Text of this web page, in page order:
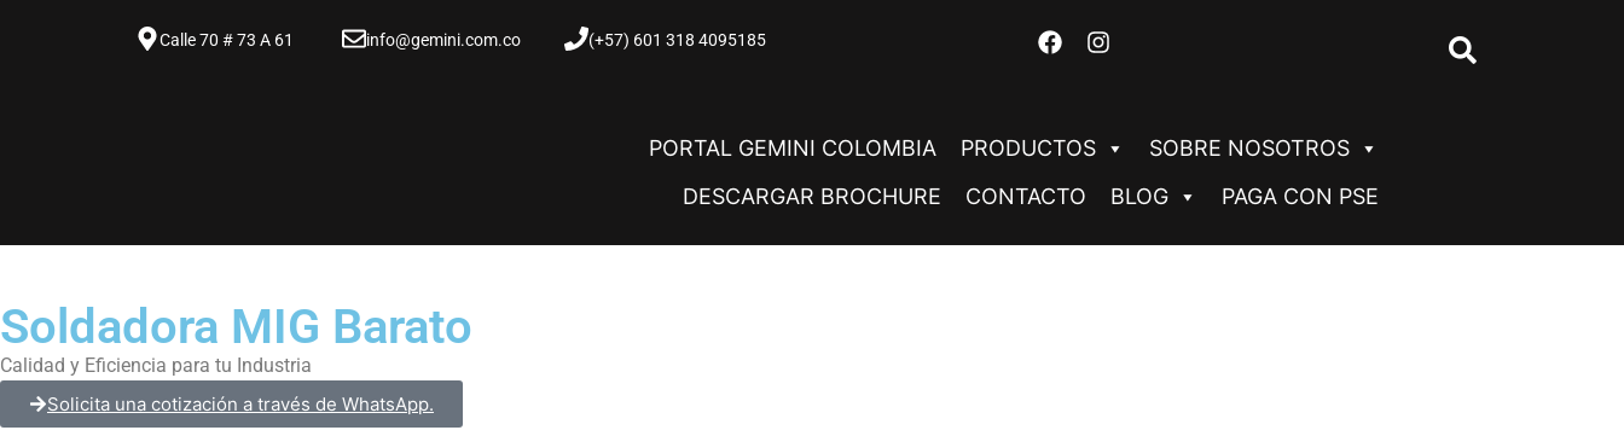
Calle 70 # 73 A 61 info@gemini.com.co (+57) 601 318 4095185
PORTAL GEMINI COLOMBIA PRODUCTOS
SOBRE NOSOTROS
DESCARGAR BROCHURE
CONTACTO BLOG PAGA CON PSE
Soldadora MIG Barato
Calidad y Eficiencia para tu Industria
Solicita una cotización a través de WhatsApp.